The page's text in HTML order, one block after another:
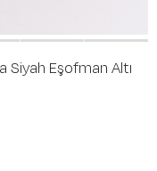
Eşofman Altı